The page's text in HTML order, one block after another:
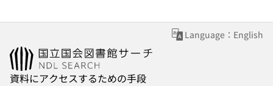
Language：English
資料にアクセスするための手段